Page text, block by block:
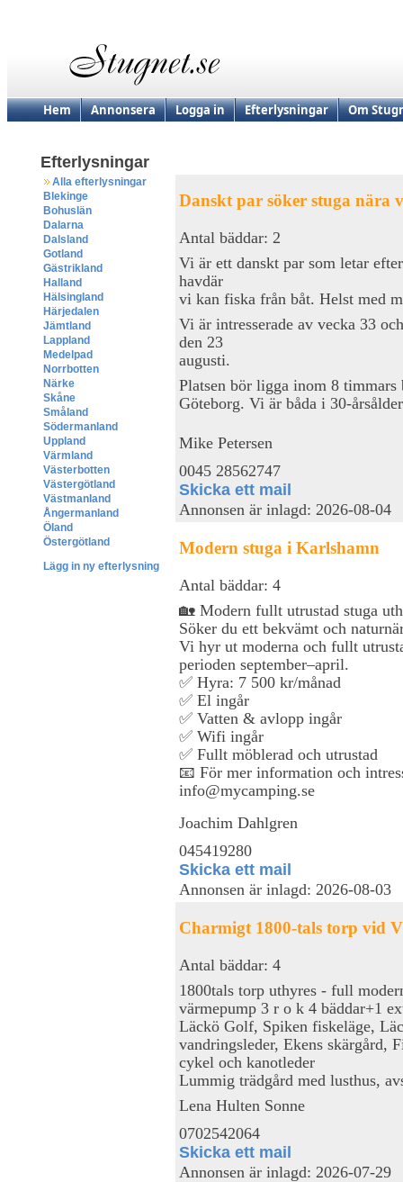
Hem Annonsera Logga in Efterlysningar Om
Efterlysningar
Alla efterlysningar
Blekinge
Bohuslän
Dalarna
Dalsland
Gotland
Gästrikland
Halland
Hälsingland
Härjedalen
Jämtland
Lappland
Medelpad
Norrbotten
Närke
Skåne
Småland
Södermanland
Uppland
Värmland
Västerbotten
Västergötland
Västmanland
Ångermanland
Öland
Östergötland
Lägg in ny efterlysning
Danskt par söker stuga nära
Antal bäddar: 2
Vi är ett danskt par som letar
havdär
vi kan fiska från båt. Helst med
Vi är intresserade av vecka 33
den 23
augusti.
Platsen bör ligga inom 8
Göteborg. Vi är båda i 30-
Mike Petersen
0045 28562747
Skicka ett mail
Annonsen är inlagd: 2026-08-04
Modern stuga i Karlshamn
Antal bäddar: 4
🏡 Modern fullt utrustad stuga
Söker du ett bekvämt och
Vi hyr ut moderna och fullt
perioden september–april.
✅ Hyra: 7 500 kr/månad
✅ El ingår
✅ Vatten & avlopp ingår
✅ Wifi ingår
✅ Fullt möblerad och utrustad
📧 För mer information och
info@mycamping.se
Joachim Dahlgren
045419280
Skicka ett mail
Annonsen är inlagd: 2026-08-03
Charmigt 1800-tals torp vid
Antal bäddar: 4
1800tals torp uthyres - full
värmepump 3 r o k 4 bäddar+1
Läckö Golf, Spiken fiskeläge,
vandringsleder, Ekens skärgård,
cykel och kanotleder
Lummig trädgård med lusthus,
Lena Hulten Sonne
0702542064
Skicka ett mail
Annonsen är inlagd: 2026-07-29